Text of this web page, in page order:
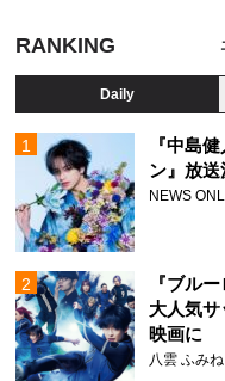
RANKING
Daily
『中島
ン』放送
NEWS
『ブル
大人気
映画に
八雲 ふみね